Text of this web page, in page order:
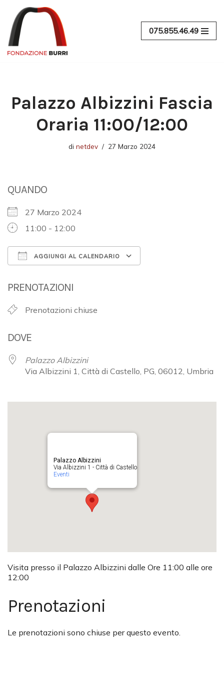
Vai
al
contenuto
075.855.46.49
Palazzo Albizzini Fascia
Oraria 11:00/12:00
di netdev 27 Marzo 2024
QUANDO
27 Marzo 2024
11:00 - 12:00
AGGIUNGI AL CALENDARIO
PRENOTAZIONI
Prenotazioni chiuse
DOVE
Palazzo Albizzini
Via Albizzini 1, Città di Castello, PG, 06012, Umbria
Palazzo Albizzini
Via Albizzini 1 - Città di Castello
Eventi
Visita presso il Palazzo Albizzini dalle Ore 11:00 alle ore
12:00
Prenotazioni
Le prenotazioni sono chiuse per questo evento.